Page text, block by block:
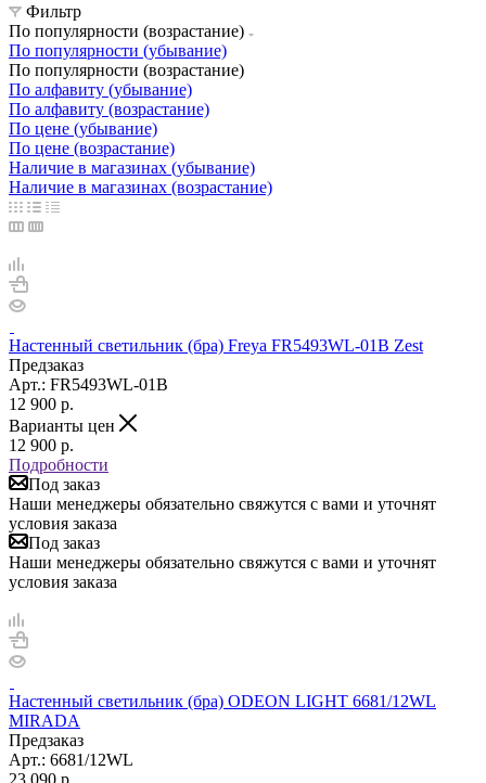
Фильтр
По популярности (возрастание)
По популярности (убывание)
По популярности (возрастание)
По алфавиту (убывание)
По алфавиту (возрастание)
По цене (убывание)
По цене (возрастание)
Наличие в магазинах (убывание)
Наличие в магазинах (возрастание)
Настенный светильник (бра) Freya FR5493WL-01B Zest
Предзаказ
Арт.: FR5493WL-01B
12 900 р.
Варианты цен
12 900 р.
Подробности
Под заказ
Наши менеджеры обязательно свяжутся с вами и уточнят
условия заказа
Под заказ
Наши менеджеры обязательно свяжутся с вами и уточнят
условия заказа
Настенный светильник (бра) ODEON LIGHT 6681/12WL
MIRADA
Предзаказ
Арт.: 6681/12WL
23 090 р.